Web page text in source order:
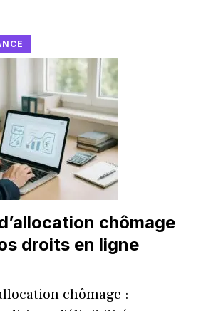
chômage
droits en ligne
chômage :